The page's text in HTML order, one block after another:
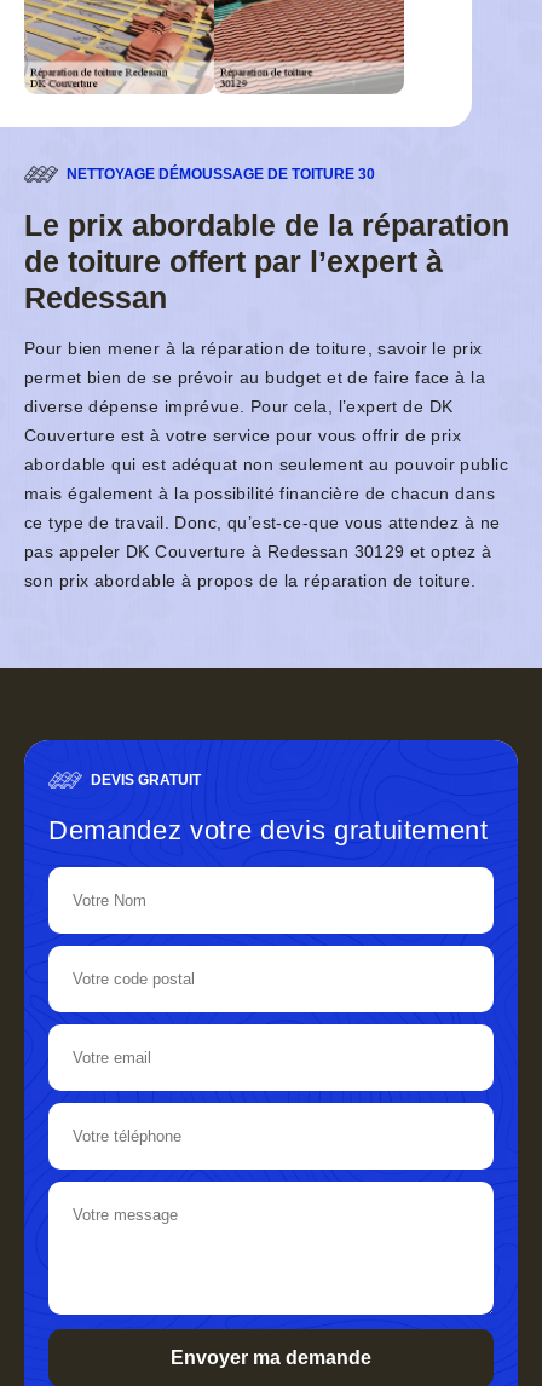
NETTOYAGE DÉMOUSSAGE DE TOITURE 30
Le prix abordable de la réparation
de toiture offert par l’expert à
Redessan
Pour bien mener à la réparation de toiture, savoir le prix
permet bien de se prévoir au budget et de faire face à la
diverse dépense imprévue. Pour cela, l’expert de DK
Couverture est à votre service pour vous offrir de prix
abordable qui est adéquat non seulement au pouvoir public
mais également à la possibilité financière de chacun dans
ce type de travail. Donc, qu’est-ce-que vous attendez à ne
pas appeler DK Couverture à Redessan 30129 et optez à
son prix abordable à propos de la réparation de toiture.
DEVIS GRATUIT
Demandez votre devis gratuitement